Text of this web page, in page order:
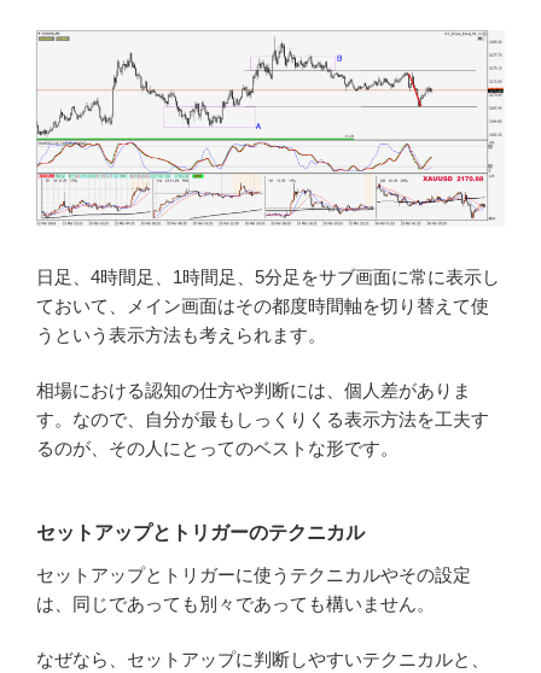
日足、4時間足、1時間足、5分足をサブ画面に常に表示し
ておいて、メイン画面はその都度時間軸を切り替えて使
うという表示方法も考えられます。
相場における認知の仕方や判断には、個人差がありま
す。なので、自分が最もしっくりくる表示方法を工夫す
るのが、その人にとってのベストな形です。
セットアップとトリガーのテクニカル
セットアップとトリガーに使うテクニカルやその設定
は、同じであっても別々であっても構いません。
なぜなら、セットアップに判断しやすいテクニカルと、